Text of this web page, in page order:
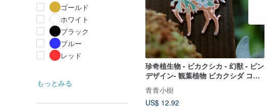
ゴールド
ホワイト
ブラック
ブルー
レッド
もっとみる
珍奇植生物 - ビカクシカ - 幻獣 - ピン
デザイン- 観葉植物 ビカクシダ コウ
モリラン
青青小樹
US$ 12.92